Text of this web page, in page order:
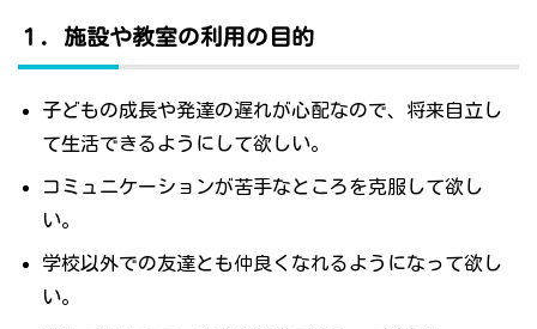
１．施設や教室の利用の目的
子どもの成長や発達の遅れが心配なので、将来自立し
て生活できるようにして欲しい。
コミュニケーションが苦手なところを克服して欲し
い。
学校以外での友達とも仲良くなれるようになって欲し
い。